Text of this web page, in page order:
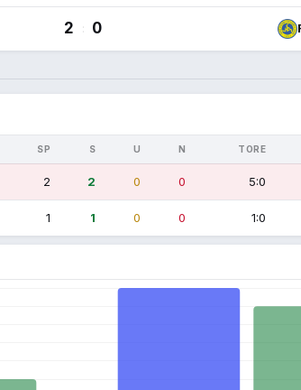
2 : 0
SP S U N TORE
2 2 0 0 5:0
1 1 0 0 1:0